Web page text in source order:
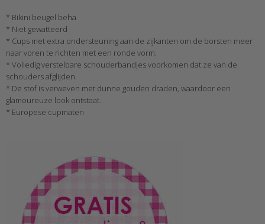
* Bikini beugel beha
* Niet gewatteerd
* Cups met extra ondersteuning aan de zijkanten om de borsten meer
naar voren te richten met een ronde vorm.
* Volledig verstelbare schouderbandjes voorkomen dat ze van de
schouders afglijden.
* De stof is verweven met dunne gouden draden, waardoor een
glamoureuze look ontstaat.
* Europese cupmaten